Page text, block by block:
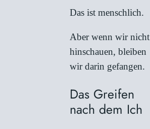
Das ist menschlich.
Aber wenn wir nicht
hinschauen, bleiben
wir darin gefangen.
Das Greifen
nach dem Ich